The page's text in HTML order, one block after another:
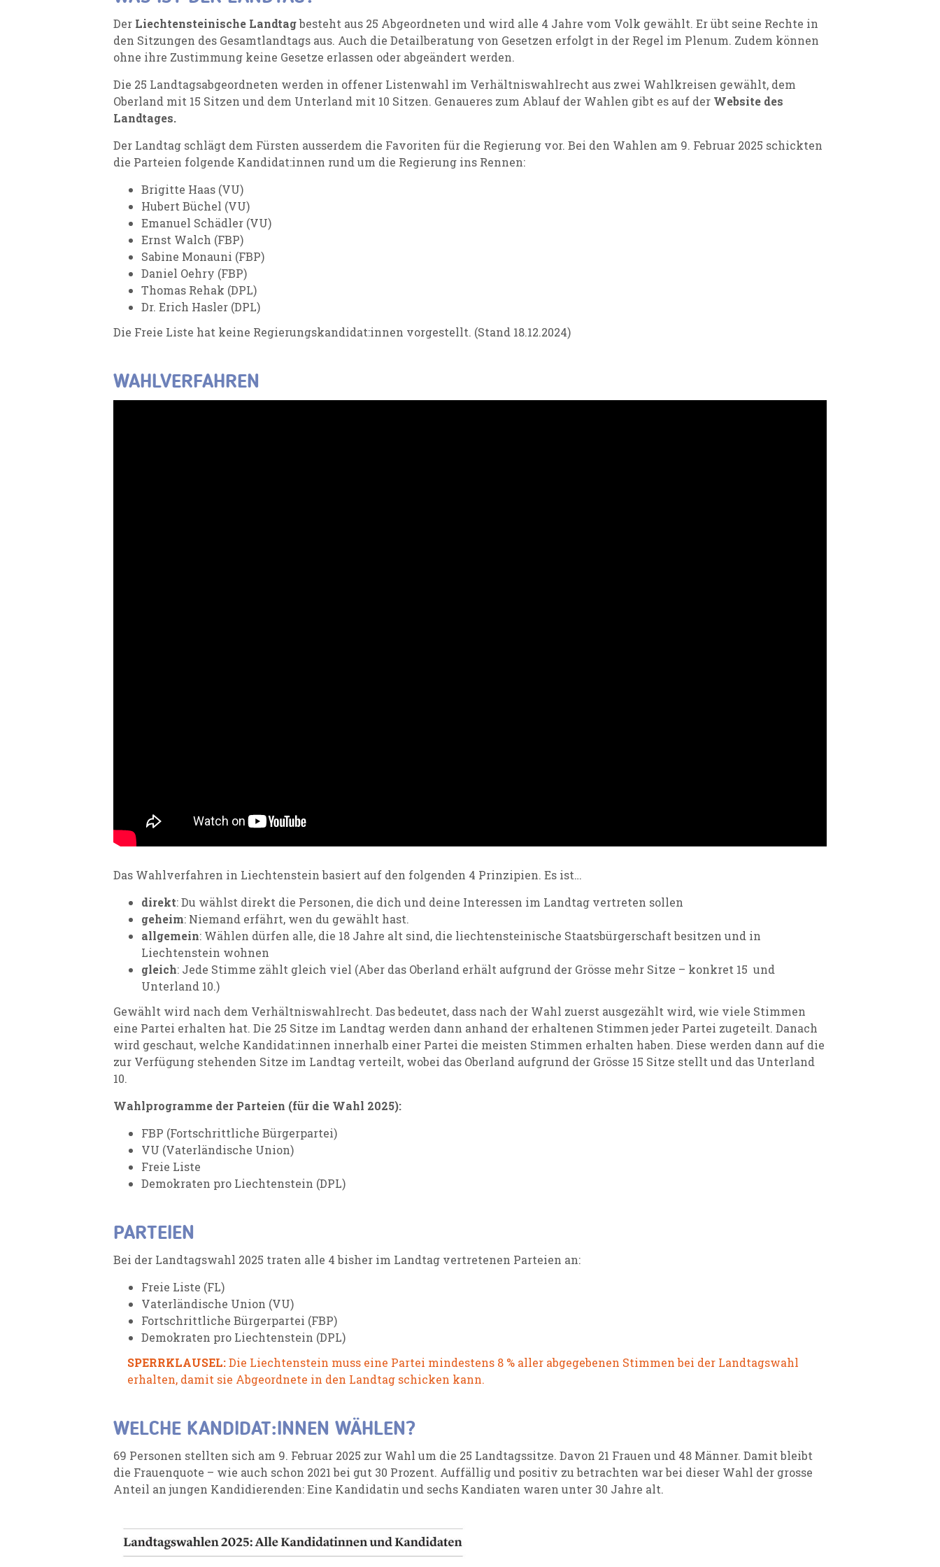
Der Liechtensteinische Landtagbesteht aus 25 Abgeordneten und wird alle 4 Jahre vom Volk gewählt. Er übt seine Rechte in
den Sitzungen des Gesamtlandtags aus. Auch die Detailberatung von Gesetzen erfolgt in der Regel im Plenum. Zudem können
ohne ihre Zustimmung keine Gesetze erlassen oder abgeändert werden.
Die 25 Landtagsabgeordneten werden in offener Listenwahl im Verhältniswahlrecht aus zwei Wahlkreisen gewählt, dem
Oberland mit 15 Sitzen und dem Unterland mit 10 Sitzen. Genaueres zum Ablauf der Wahlen gibt es auf der Website des
Landtages.
Der Landtag schlägt dem Fürsten ausserdem die Favoriten für die Regierung vor. Bei den Wahlen am 9. Februar 2025 schickten
die Parteien folgende Kandidat:innen rund um die Regierung ins Rennen:
Brigitte Haas (VU)
Hubert Büchel (VU)
Emanuel Schädler (VU)
Ernst Walch (FBP)
Sabine Monauni (FBP)
Daniel Oehry (FBP)
Thomas Rehak (DPL)
Dr. Erich Hasler (DPL)
Die Freie Liste hat keine Regierungskandidat:innen vorgestellt. (Stand 18.12.2024)
WAHLVERFAHREN
Das Wahlverfahren in Liechtenstein basiert auf den folgenden 4 Prinzipien. Es ist…
direkt: Du wählst direkt die Personen, die dich und deine Interessen im Landtag vertreten sollen
geheim: Niemand erfährt, wen du gewählt hast.
allgemein: Wählen dürfen alle, die 18 Jahre alt sind, die liechtensteinische Staatsbürgerschaft besitzen und in
Liechtenstein wohnen
gleich: Jede Stimme zählt gleich viel (Aber das Oberland erhält aufgrund der Grösse mehr Sitze – konkret 15 und
Unterland 10.)
Gewählt wird nach dem Verhältniswahlrecht. Das bedeutet, dass nach der Wahl zuerst ausgezählt wird, wie viele Stimmen
eine Partei erhalten hat. Die 25 Sitze im Landtag werden dann anhand der erhaltenen Stimmen jeder Partei zugeteilt. Danach
wird geschaut, welche Kandidat:innen innerhalb einer Partei die meisten Stimmen erhalten haben. Diese werden dann auf die
zur Verfügung stehenden Sitze im Landtag verteilt, wobei das Oberland aufgrund der Grösse 15 Sitze stellt und das Unterland
10.
Wahlprogramme der Parteien (für die Wahl 2025):
FBP (Fortschrittliche Bürgerpartei)
VU (Vaterländische Union)
Freie Liste
Demokraten pro Liechtenstein (DPL)
PARTEIEN
Bei der Landtagswahl 2025 traten alle 4 bisher im Landtag vertretenen Parteien an:
Freie Liste (FL)
Vaterländische Union (VU)
Fortschrittliche Bürgerpartei (FBP)
Demokraten pro Liechtenstein (DPL)
SPERRKLAUSEL:Die Liechtenstein muss eine Partei mindestens 8 % aller abgegebenen Stimmen bei der Landtagswahl
erhalten, damit sie Abgeordnete in den Landtag schicken kann.
WELCHE KANDIDAT:INNEN WÄHLEN?
69 Personen stellten sich am 9. Februar 2025 zur Wahl um die 25 Landtagssitze. Davon 21 Frauen und 48 Männer. Damit bleibt
die Frauenquote – wie auch schon 2021 bei gut 30 Prozent. Auffällig und positiv zu betrachten war bei dieser Wahl der grosse
Anteil an jungen Kandidierenden: Eine Kandidatin und sechs Kandiaten waren unter 30 Jahre alt.